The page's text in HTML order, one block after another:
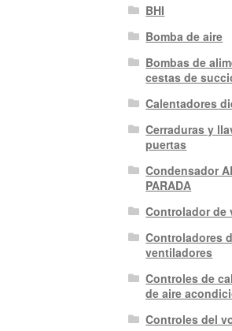
BHI
Bomba de aire
Bombas de
cestas de
Calentadores
Cerraduras y
puertas
Condensador
PARADA
Controlador de
Controladores
ventiladores
Controles de
de aire
Controles del